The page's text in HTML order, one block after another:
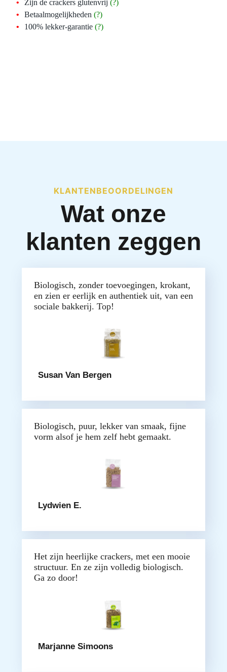
Zijn de crackers glutenvrij (?)
Betaalmogelijkheden (?)
100% lekker-garantie (?)
KLANTENBEOORDELINGEN
Wat onze
klanten zeggen
Biologisch, zonder toevoegingen, krokant,
en zien er eerlijk en authentiek uit, van een
sociale bakkerij. Top!
Susan Van Bergen
Biologisch, puur, lekker van smaak, fijne
vorm alsof je hem zelf hebt gemaakt.
Lydwien E.
Het zijn heerlijke crackers, met een mooie
structuur. En ze zijn volledig biologisch.
Ga zo door!
Marjanne Simoons